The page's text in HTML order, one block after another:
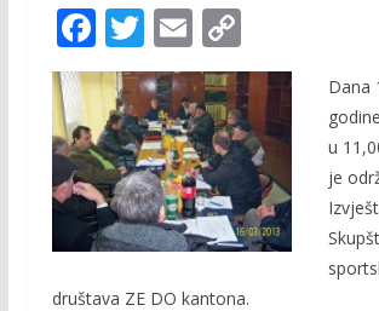
F
ac
e
b
o
o
k
T
w
itt
er
E
m
ai
l
C
o
p
y
Li
n
k
Dana
u
je
društava ZE DO kantona.